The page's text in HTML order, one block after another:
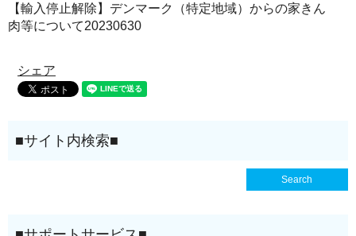
【輸入停止解除】デンマーク（特定地域）からの家きん
肉等について20230630
シェア